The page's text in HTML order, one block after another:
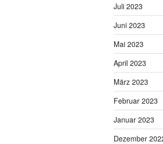
Juli 2023
Juni 2023
Mai 2023
April 2023
März 2023
Februar 2023
Januar 2023
Dezember